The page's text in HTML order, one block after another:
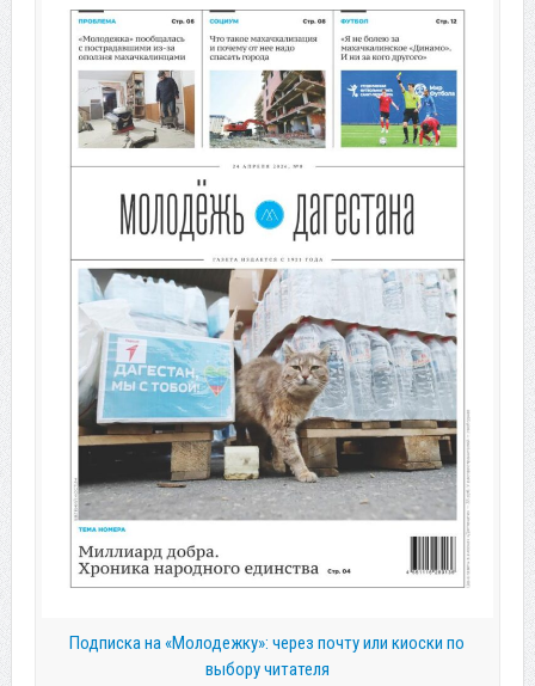
Подписка на «Молодежку»: через почту или киоски по
выбору читателя